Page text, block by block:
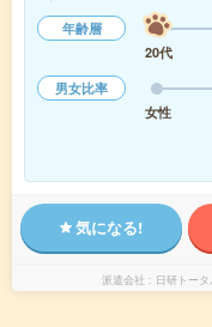
年齢層
20代
男女比率
女性
気になる!
派遣会社 日研トー